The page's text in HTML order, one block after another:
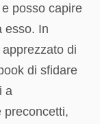
posso capire
esso. In
di
di sfidare
a
preconcetti,